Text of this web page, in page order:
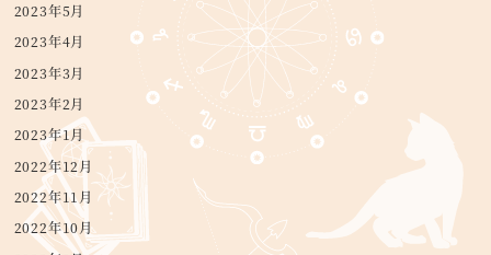
2023年5月
2023年4月
2023年3月
2023年2月
2023年1月
2022年12月
2022年11月
2022年10月